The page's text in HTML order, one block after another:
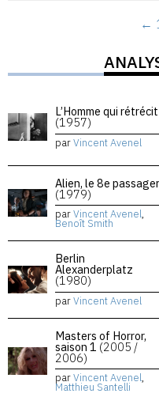
←
L’Homme qui rétrécit
(1957)
parVincent Avenel
Alien, le 8e passager
(1979)
parVincent Avenel,
Benoît Smith
Berlin
Alexanderplatz
(1980)
parVincent Avenel
Masters of Horror,
saison 1 (2005 /
2006)
parVincent Avenel,
Matthieu Santelli